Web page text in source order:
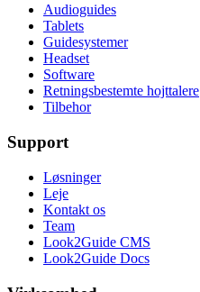
Audioguides
Tablets
Guidesystemer
Headset
Software
Retningsbestemte hojttalere
Tilbehor
Support
Løsninger
Leje
Kontakt os
Team
Look2Guide CMS
Look2Guide Docs